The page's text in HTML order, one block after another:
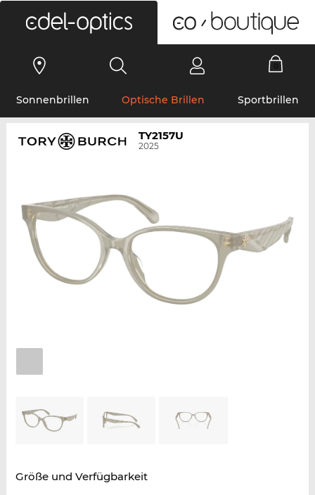
Sonnenbrillen Optische Brillen Sportbrillen
TY2157U
2025
Größe und Verfügbarkeit